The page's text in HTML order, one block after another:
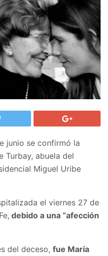
junio se confirmó la
Turbay, abuela del
Miguel Uribe
el viernes 27 de
debido a una “afección
del deceso, fue María